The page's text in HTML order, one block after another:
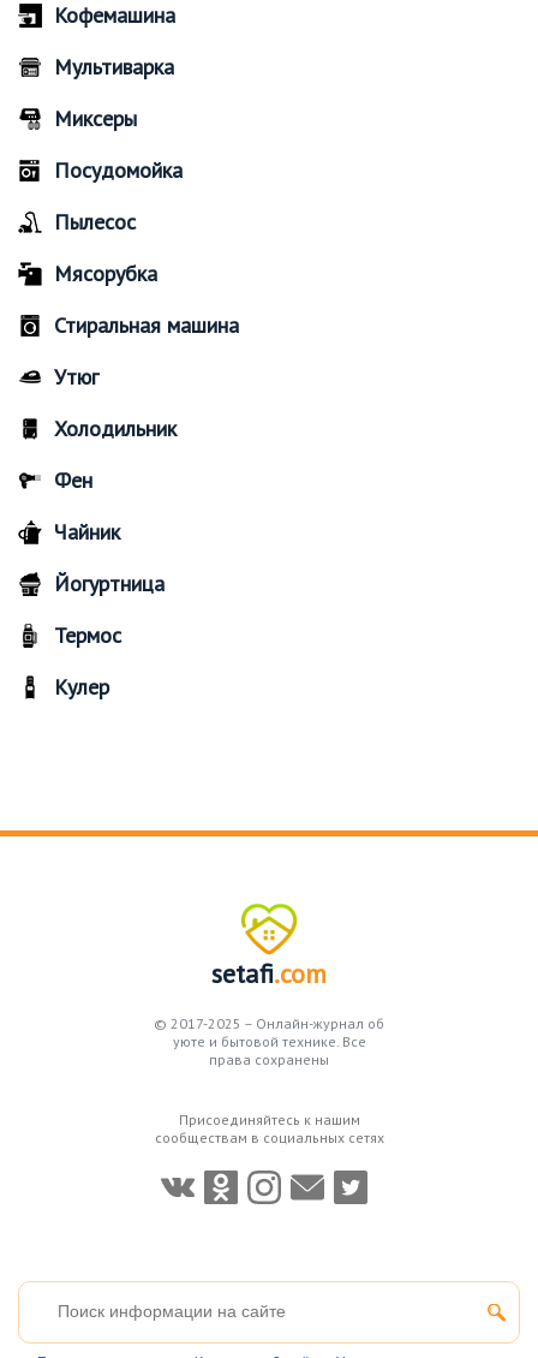
Кофемашина
Мультиварка
Миксеры
Посудомойка
Пылесос
Мясорубка
Стиральная машина
Утюг
Холодильник
Фен
Чайник
Йогуртница
Термос
Кулер
setafi.com
© 2017-2025 – Онлайн-журнал об
уюте и бытовой технике. Все
права сохранены
Присоединяйтесь к нашим
сообществам в социальных сетях